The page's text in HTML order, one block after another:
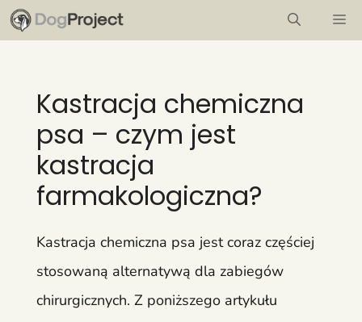
Przejdź
do
Kastracja chemiczna
psa – czym jest
kastracja
farmakologiczna?
Kastracja chemiczna psa jest coraz częściej
stosowaną alternatywą dla zabiegów
chirurgicznych. Z poniższego artykułu